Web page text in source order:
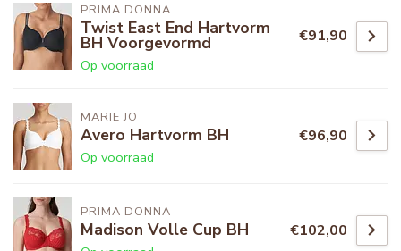
PRIMA DONNA
Twist East End Hartvorm
BH Voorgevormd
Op voorraad
€91,90
MARIE JO
Avero Hartvorm BH
Op voorraad
€96,90
PRIMA DONNA
Madison Volle Cup BH €102,00